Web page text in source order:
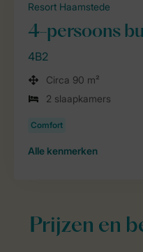
Resort Haamstede
4-persoons
4B2
Circa 90 m²
2 slaapkamers
Alle kenmerken
Prijzen en